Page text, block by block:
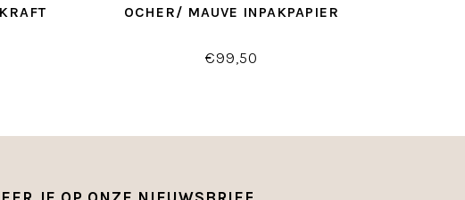
OCHER/ MAUVE INPAKPAPIER
€99,50